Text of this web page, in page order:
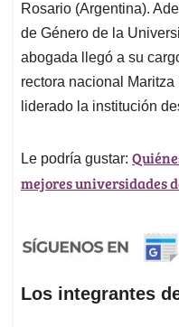
Rosario (Argentina).
de Género de la
abogada llegó a su
rectora nacional
liderado la institución
Le podría gustar:
mejores universidades
Los integrantes